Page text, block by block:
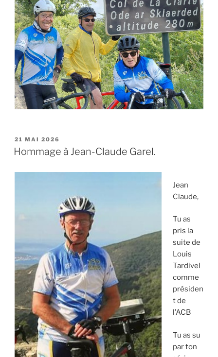
PUBLIÉ
LE
21 MAI 2026
Hommage à Jean-Claude Garel.
Jean
Claude,
Tu as
pris la
suite de
Louis
Tardivel
comme
présiden
t de
l’ACB
Tu as su
par ton